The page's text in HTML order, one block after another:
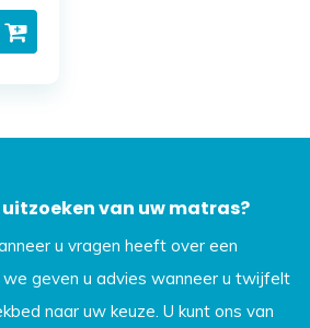
van uw matras?
u vragen heeft over een
geven u advies wanneer u twijfelt
naar uw keuze. U kunt ons van